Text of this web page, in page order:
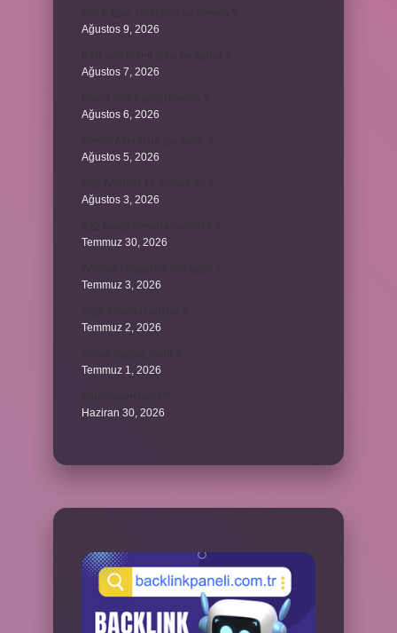
Ağustos 9, 2026
Ağustos 7, 2026
Ağustos 6, 2026
Ağustos 5, 2026
Ağustos 3, 2026
Temmuz 30, 2026
Temmuz 3, 2026
Temmuz 2, 2026
Temmuz 1, 2026
Haziran 30, 2026